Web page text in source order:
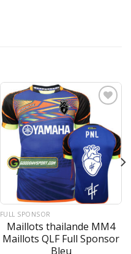
FULL SPONSOR
Maillots thailande MM4
Maillots QLF Full Sponsor
Bleu